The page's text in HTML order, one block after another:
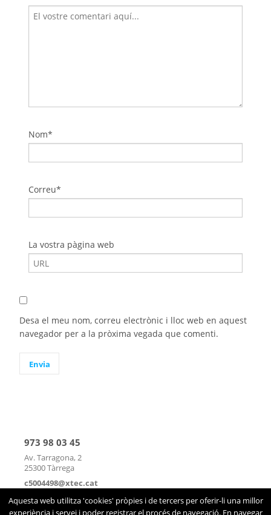
Nom*
Correu*
La vostra pàgina web
Desa el meu nom, correu electrònic i lloc web en aquest
navegador per a la pròxima vegada que comenti.
973 98 03 45
Av. Tarragona, 2
25300 Tàrrega
c5004498@xtec.cat
mapa
| contacte
Aquesta web utilitza 'cookies' pròpies i de tercers per oferir-li una millor
experiència i servei i poder registrar el procés de navegació. En navegar